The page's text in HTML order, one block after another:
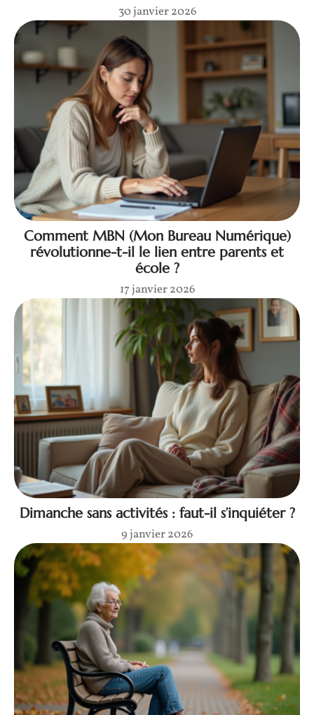
30 janvier 2026
Comment MBN (Mon Bureau Numérique)
révolutionne-t-il le lien entre parents et
école ?
17 janvier 2026
Dimanche sans activités : faut-il s’inquiéter ?
9 janvier 2026